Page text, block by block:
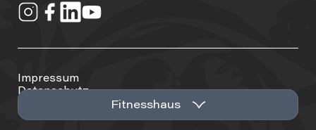
Fitnesshaus
Impressum
Datenschutz
Cookie-Einstellungen